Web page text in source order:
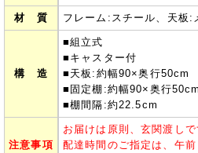
材 質 フレーム:スチール、天板:
構 造
■組立式
■キャスター付
■天板:約幅90×奥行50cm
■固定棚:約幅90×奥行
■棚間隔:約22.5cm
注意事項
お届けは原則、玄関渡し
配達時間のご指定は、午